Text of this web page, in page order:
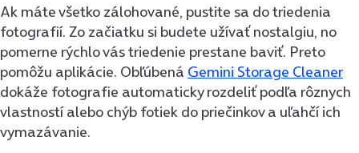
Ak máte všetko zálohované, pustite sa do triedenia
fotografií. Zo začiatku si budete užívať nostalgiu, no
pomerne rýchlo vás triedenie prestane baviť. Preto
pomôžu aplikácie. Obľúbená Gemini Storage Cleaner
dokáže fotografie automaticky rozdeliť podľa rôznych
vlastností alebo chýb fotiek do priečinkov a uľahčí ich
vymazávanie.